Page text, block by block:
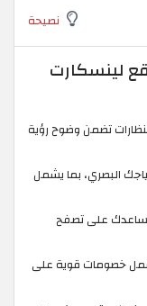
نصيحة
لينسكارت
تضمن وضوح رؤية
البصري، بما يشمل
على تصفح
خصومات قوية على